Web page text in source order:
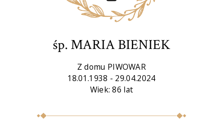
śp. MARIA BIENIEK
Z domu PIWOWAR
18.01.1938 - 29.04.2024
Wiek: 86 lat